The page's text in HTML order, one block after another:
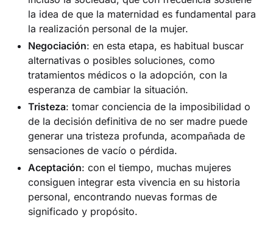
la idea de que la maternidad es fundamental para
la realización personal de la mujer.
Negociación: en esta etapa, es habitual buscar
alternativas o posibles soluciones, como
tratamientos médicos o la adopción, con la
esperanza de cambiar la situación.
Tristeza: tomar conciencia de la imposibilidad o
de la decisión definitiva de no ser madre puede
generar una tristeza profunda, acompañada de
sensaciones de vacío o pérdida.
Aceptación: con el tiempo, muchas mujeres
consiguen integrar esta vivencia en su historia
personal, encontrando nuevas formas de
significado y propósito.